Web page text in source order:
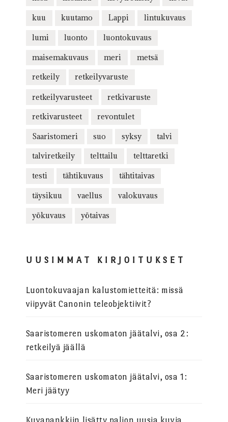
kuu kuutamo Lappi lintukuvaus
lumi luonto luontokuvaus
maisemakuvaus meri metsä
retkeily retkeilyvaruste
retkeilyvarusteet retkivaruste
retkivarusteet revontulet
Saaristomeri suo syksy talvi
talviretkeily telttailu telttaretki
testi tähtikuvaus tähtitaivas
täysikuu vaellus valokuvaus
yökuvaus yötaivas
UUSIMMAT KIRJOITUKSET
Luontokuvaajan kalustomietteitä: missä
viipyvät Canonin teleobjektiivit?
Saaristomeren uskomaton jäätalvi, osa 2:
retkeilyä jäällä
Saaristomeren uskomaton jäätalvi, osa 1:
Meri jäätyy